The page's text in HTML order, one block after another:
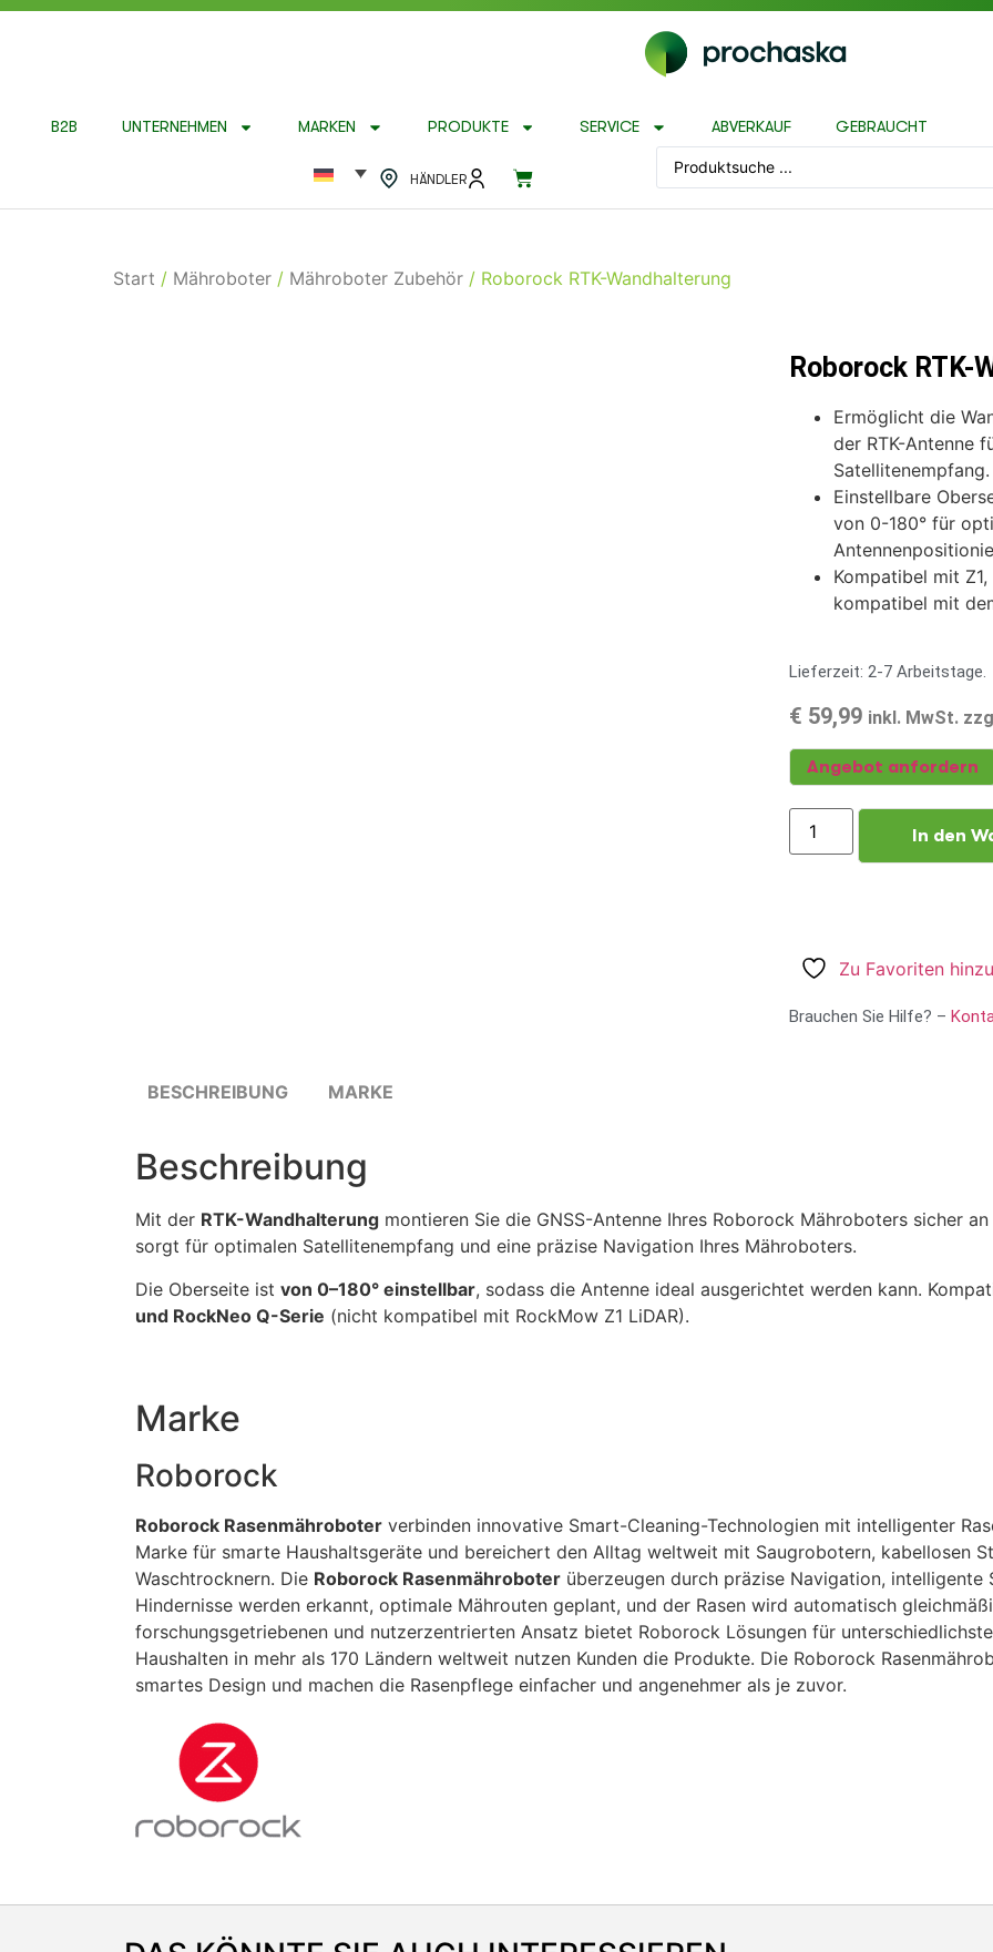
B2B UNTERNEHMEN MARKEN PRODUKTE SERVICE ABVERKAUF GEBRAUCHT
HÄNDLER
Start / Mähroboter / Mähroboter Zubehör / Roborock RTK-Wandhalterung
Roborock RTK-
Ermöglicht die
der RTK-Antenne
Satellitenempfang.
Einstellbare
von 0-180° für
Kompatibel mit
kompatibel mit
Lieferzeit: 2-7 Arbeitstage.
€ 59,99 inkl. MwSt.
Angebot anfordern
In den
Zu Favoriten
Brauchen Sie Hilfe? –
BESCHREIBUNG MARKE
Beschreibung
Mit der RTK-Wandhalterung montieren Sie die GNSS-Antenne Ihres Roborock Mähroboters sicher
sorgt für optimalen Satellitenempfang und eine präzise Navigation Ihres Mähroboters.
Die Oberseite ist von 0–180° einstellbar, sodass die Antenne ideal ausgerichtet werden kann.
und RockNeo Q-Serie (nicht kompatibel mit RockMow Z1 LiDAR).
Marke
Roborock
Roborock Rasenmähroboter verbinden innovative Smart-Cleaning-Technologien mit intelligenter
Marke für smarte Haushaltsgeräte und bereichert den Alltag weltweit mit Saugrobotern, kabellosen
Waschtrocknern. Die Roborock Rasenmähroboter überzeugen durch präzise Navigation,
Hindernisse werden erkannt, optimale Mährouten geplant, und der Rasen wird automatisch
forschungsgetriebenen und nutzerzentrierten Ansatz bietet Roborock Lösungen für
Haushalten in mehr als 170 Ländern weltweit nutzen Kunden die Produkte. Die Roborock
smartes Design und machen die Rasenpflege einfacher und angenehmer als je zuvor.